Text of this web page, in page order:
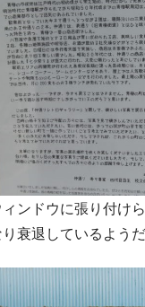
ンドウに張り付け
衰退しているようだ